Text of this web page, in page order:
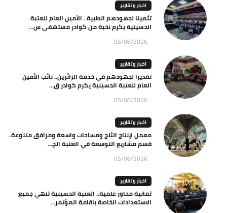
اخبار وتقارير
تثمينا لجهودهم الطبية.. الأمين العام للعتبة
الحسينية يكرم نخبة من كوادر مستشفى س...
05/08/2026
اخبار وتقارير
تقديرا لجهودهم في خدمة الزائرين.. نائب الأمين
العام للعتبة الحسينية يكرم كوادر ق...
05/08/2026
اخبار وتقارير
معمل لإنتاج الثلج ومساحات واسعة ومرافق متنوعة..
قسم مشاريع التوسعة في العتبة الح...
05/08/2026
اخبار وتقارير
ثمانية محاور علمية.. العتبة الحسينية تنهي جميع
الاستعدادات الخاصة باقامة المؤتمر...